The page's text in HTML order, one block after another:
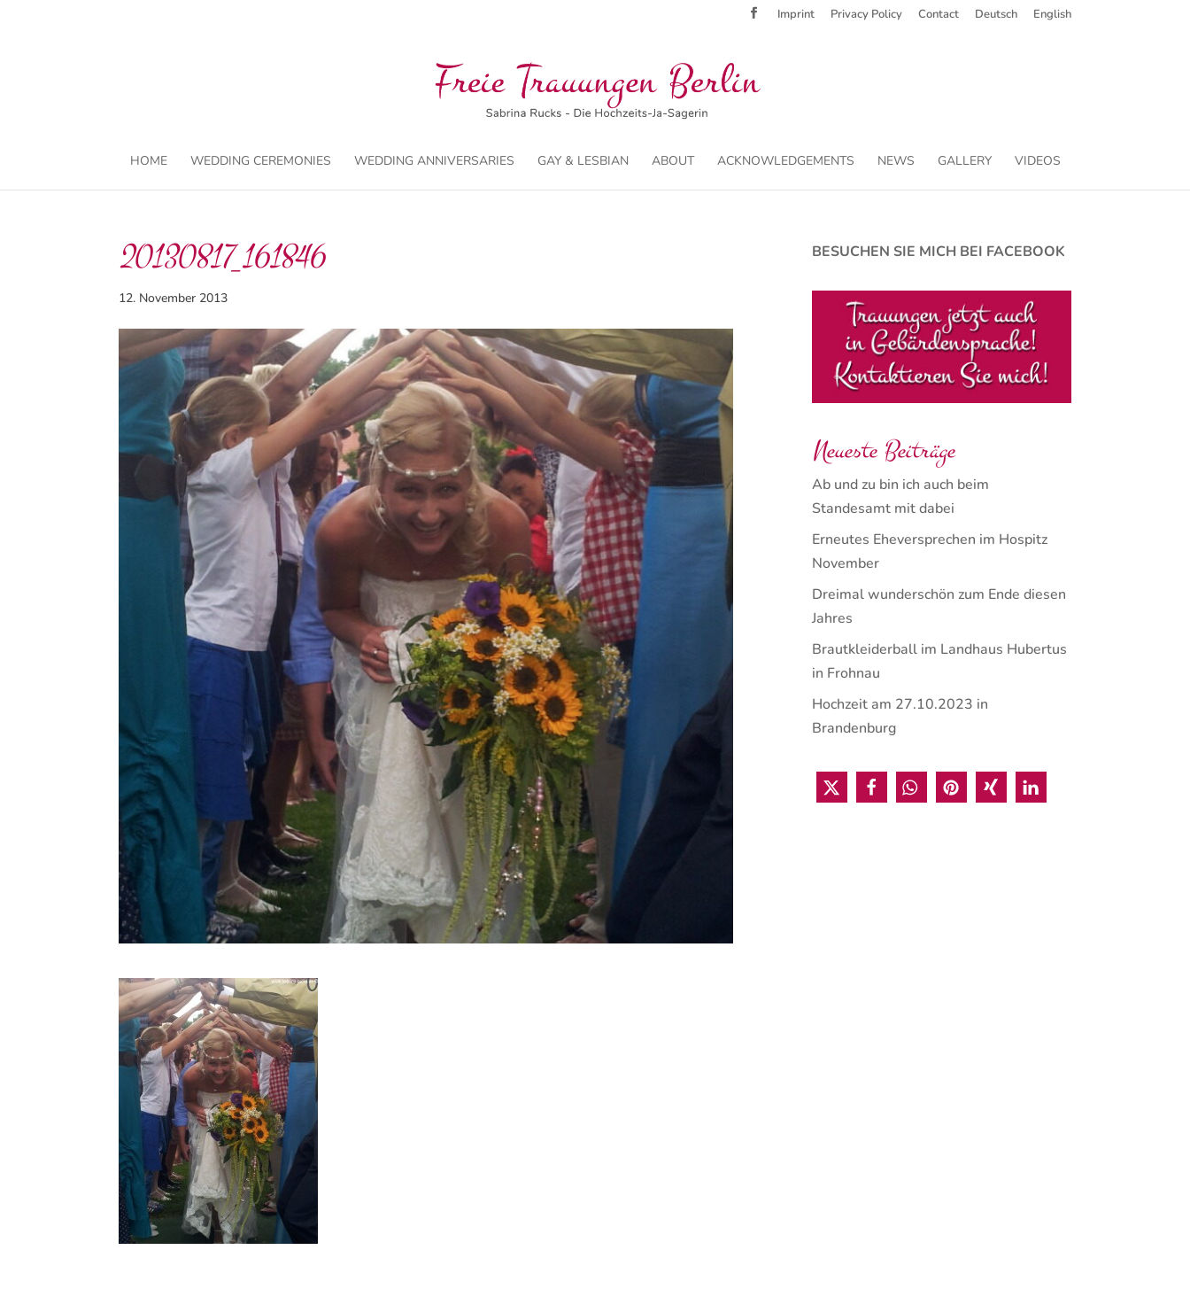
Imprint Privacy Policy Contact Deutsch English
HOME WEDDING CEREMONIES WEDDING ANNIVERSARIES GAY & LESBIAN ABOUT ACKNOWLEDGEMENTS NEWS GALLERY VIDEOS
20130817_161846
12. November 2013
BESUCHEN SIE MICH BEI FACEBOOK
Neueste Beiträge
Ab und zu bin ich auch beim
Standesamt mit dabei
Erneutes Eheversprechen im Hospitz
November
Dreimal wunderschön zum Ende diesen
Jahres
Brautkleiderball im Landhaus Hubertus
in Frohnau
Hochzeit am 27.10.2023 in
Brandenburg